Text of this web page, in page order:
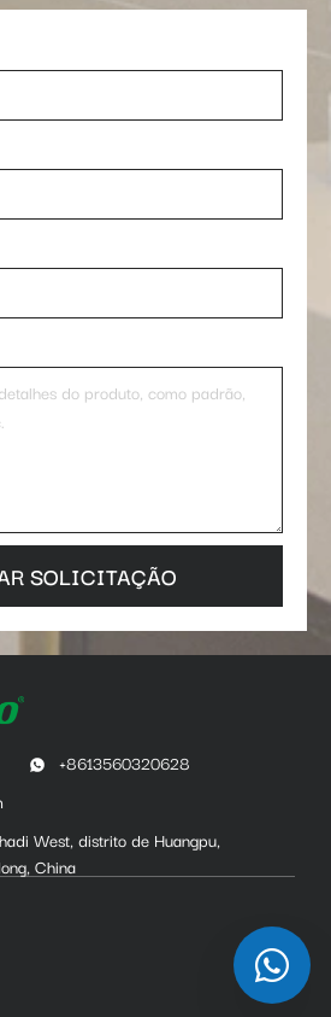
SOLICITAÇÃO
+8613560320628
West, distrito de Huangpu,
China